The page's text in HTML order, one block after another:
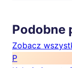
Podobne
Zobacz
P